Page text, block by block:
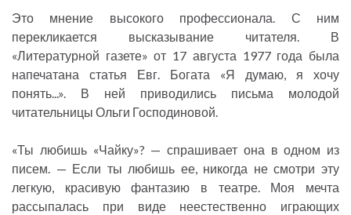
Это мнение высокого профессионала. С ним
перекликается высказывание читателя. В
«Литературной газете» от 17 августа 1977 года была
напечатана статья Евг. Богата «Я думаю, я хочу
понять...». В ней приводились письма молодой
читательницы Ольги Господиновой.
«Ты любишь «Чайку»? — спрашивает она в одном из
писем. — Если ты любишь ее, никогда не смотри эту
легкую, красивую фантазию в театре. Моя мечта
рассыпалась при виде неестественно играющих